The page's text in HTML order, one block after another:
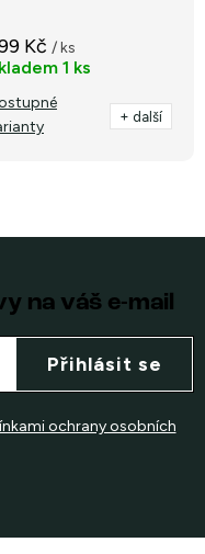
Kč / ks
1 ks
+ další
na váš e-mail
ochrany osobních
Přihlásit se